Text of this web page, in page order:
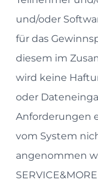
und/oder
für das
diesem im
wird keine
oder
Anforderungen
vom System
angenommen